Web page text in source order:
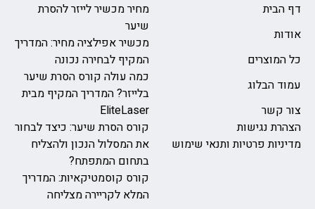
דף הבית
אודות
כל המוצרים
עמוד הבלוג
צור קשר
הצהרת נגישות
מדיניות פרטיות ותנאי שימוש
מחיר מכשיר לייזר להסרת
שיער
מכשיר אפילציה מחיר: המדריך
המקיף לבחירה נכונה
כמה עולה קורס הסרת שיער
בלייזר? המדריך המקיף מבית
EliteLaser
קורס הסרת שיער: כיצד לבחור
את המסלול הנכון ולהצליח
בתחום המתפתח?
קורס קוסמטיקאיות: המדריך
המלא לקריירה מצליחה